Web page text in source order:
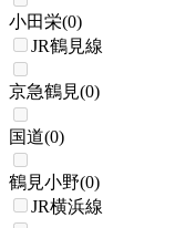
小田栄(0)
JR鶴見線
京急鶴見(0)
国道(0)
鶴見小野(0)
JR横浜線